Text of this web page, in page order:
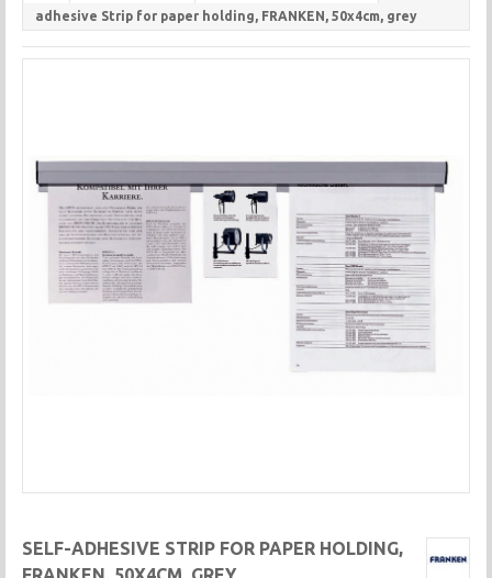
adhesive Strip for paper holding, FRANKEN, 50x4cm, grey
SELF-ADHESIVE STRIP FOR PAPER HOLDING,